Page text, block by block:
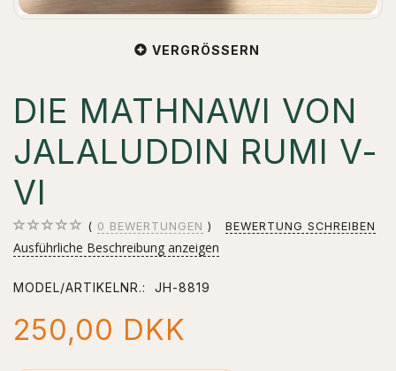
VERGRÖSSERN
DIE MATHNAWI VON
JALALUDDIN RUMI V-
VI
0 BEWERTUNGEN BEWERTUNG SCHREIBEN
Ausführliche Beschreibung anzeigen
MODEL/ARTIKELNR.: JH-8819
250,00 DKK